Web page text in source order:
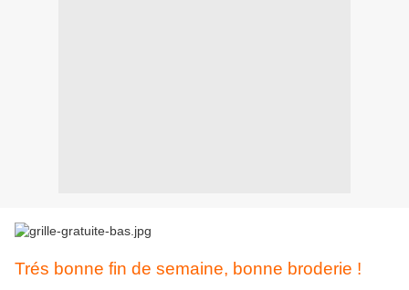
Trés bonne fin de semaine, bonne broderie !